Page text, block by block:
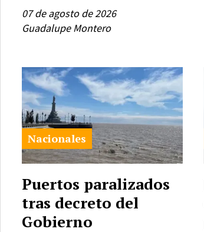
Guadalupe Montero
07 de agosto de 2026
Puertos paralizados
tras decreto del
Gobierno
Nacionales